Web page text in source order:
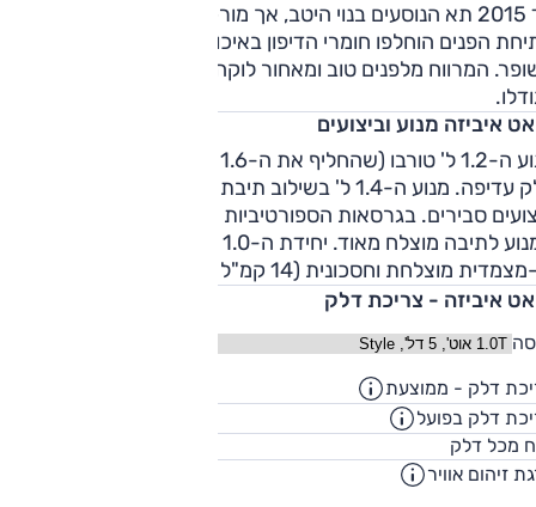
עד 2015 תא הנוסעים בנוי היטב, אך מורכב מחומרים פשוטים.
הפנים הוחלפו חומרי הדיפון באיכותיים יותר, לצד אבזור
המרווח מלפנים טוב ומאחור לוקה בחסר. תא המטען ממוצע
איביזה מנוע וביצועים
דלק עדיפה. מנוע ה-1.4 ל' בשילוב תיבת ההילוכים הידנית מספק
סבירים. בגרסאות הספורטיביות הביצועים מצוינים וכאן
מוצלחת וחסכונית (14 קמ"ל בממוצע המבחן).
איביזה - צריכת דלק
דלק - ממוצעת
דלק בפועל
מכל דלק
זיהום אוויר